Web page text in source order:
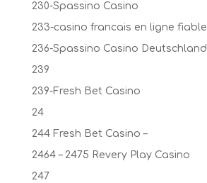
230-Spassino Casino
233-casino francais en ligne fiable
236-Spassino Casino Deutschland
239
239-Fresh Bet Casino
24
244 Fresh Bet Casino –
2464 – 2475 Revery Play Casino
247